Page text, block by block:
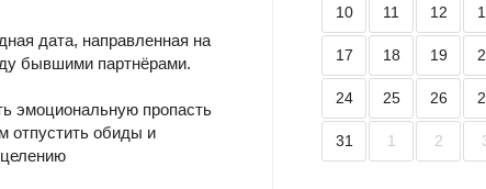
дата, направленная на
бывшими партнёрами.
эмоциональную пропасть
отпустить обиды и
10 11 12
17 18 19
24 25 26
31 1 2